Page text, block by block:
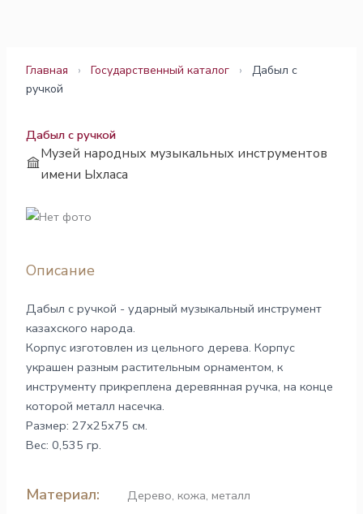
Главная › Государственный каталог ›
Дабыл с
ручкой
Дабыл с ручкой
Музей народных музыкальных инструментов
имени Ыхласа
Описание
Дабыл с ручкой - ударный музыкальный инструмент
казахского народа.
Корпус изготовлен из цельного дерева. Корпус
украшен разным растительным орнаментом, к
инструменту прикреплена деревянная ручка, на конце
которой металл насечка.
Размер: 27х25х75 см.
Вес: 0,535 гр.
Материал: Дерево,кожа,металл